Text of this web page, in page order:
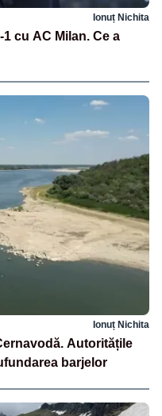
Ionuț Nichita
cu AC Milan. Ce a
Ionuț Nichita
Autoritățile
barjelor